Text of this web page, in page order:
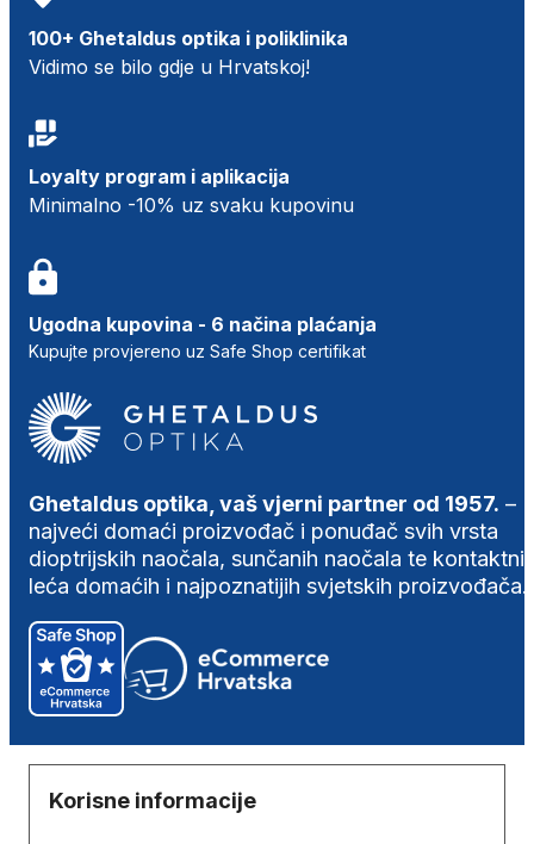
100+ Ghetaldus optika i poliklinika
Vidimo se bilo gdje u Hrvatskoj!
Loyalty program i aplikacija
Minimalno -10% uz svaku kupovinu
Ugodna kupovina - 6 načina plaćanja
Kupujte provjereno uz Safe Shop certifikat
Ghetaldus optika, vaš vjerni partner od 1957. –
najveći domaći proizvođač i ponuđač svih vrsta
dioptrijskih naočala, sunčanih naočala te
leća domaćih i najpoznatijih svjetskih proizvođača.
Korisne informacije